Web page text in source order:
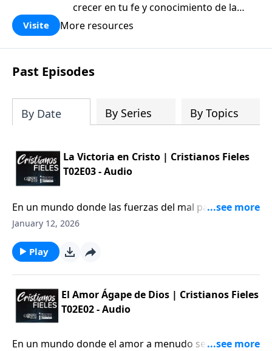
crecer en tu fe y conocimiento de la
Palabra de Dios.
Visite More resources
Past Episodes
By Date By Series By Topics
La Victoria en Cristo | Cristianos Fieles
T02E03 - Audio
En un mundo donde las fuerzas del mal parecen
dominar cada rincón, es fácil sentir que el enemigo
que Satanás ha sido vencido; su derrota ya ha sido
sellada en la cruz.
January 12, 2026
Play
El Amor Ágape de Dios | Cristianos Fieles
T02E02 - Audio
En un mundo donde el amor a menudo se confunde